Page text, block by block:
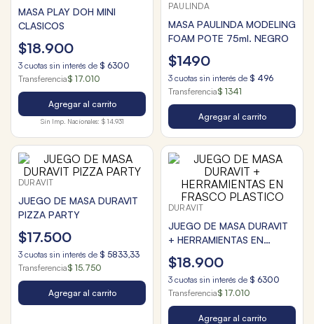
MASA PLAY DOH MINI
CLASICOS
$18.900
3 cuotas sin interés de $ 6300
Transferencia$ 17.010
Agregar al carrito
Sin Imp. Nacionales: $ 14.931
PAULINDA
MASA PAULINDA MODELING
FOAM POTE 75ml. NEGRO
$1490
3 cuotas sin interés de $ 496
Transferencia$ 1341
Agregar al carrito
DURAVIT
JUEGO DE MASA DURAVIT
PIZZA PARTY
$17.500
3 cuotas sin interés de $ 5833,33
Transferencia$ 15.750
Agregar al carrito
DURAVIT
JUEGO DE MASA DURAVIT
+ HERRAMIENTAS EN
FRASCO PLASTICO
$18.900
3 cuotas sin interés de $ 6300
Transferencia$ 17.010
Agregar al carrito